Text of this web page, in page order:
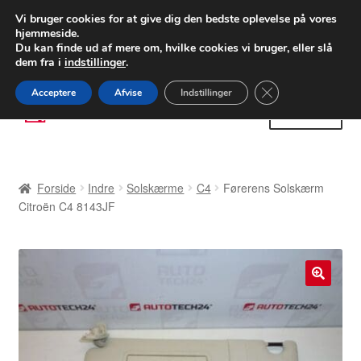
LEVERING fra 55 kr.
FEDEX verdensomspændende forsendelse
80 82 72 02
Spring
til
Spring
til
Betalinger
Klageprocedure
Forside Indre Solskærme C4
Førerens Solskærm
Citroën C4 8143JF
Vi bruger cookies for at give dig den bedste oplevelse på vores
hjemmeside.
Du kan finde ud af mere om, hvilke cookies vi bruger, eller slå
dem fra i indstillinger.
Acceptere Afvise Indstillinger Close GDPR